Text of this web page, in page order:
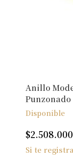
Anillo
Punzonado
Disponible
$2.508.000
Si te